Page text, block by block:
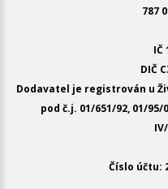
787
IČ
DIČ
Dodavatel je registrován u
pod č.j. 01/651/92, 01/95/
Číslo účtu: